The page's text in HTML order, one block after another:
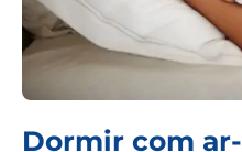
Dormir com